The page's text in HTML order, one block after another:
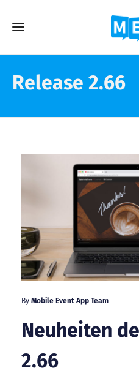
Release 2.66
By Mobile Event App Team
Neuheiten
2.66